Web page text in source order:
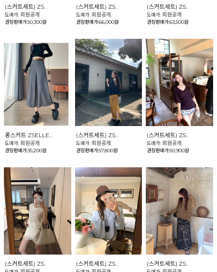
(스커트세트) ZS..
도매가: 회원공개
권장판매가:50,300원
(스커트세트) ZS..
도매가: 회원공개
권장판매가:66,000원
(스커트세트) ZS..
도매가:회원공개
권장판매가:63,500원
롱스커트 ZSELLE..
도매가: 회원공개
권장판매가:35,200원
(스커트세트) ZS..
도매가: 회원공개
권장판매가:57,800원
(스커트세트) ZS..
도매가:회원공개
권장판매가:50,900원
(스커트세트) ZS.. (스커트세트) ZS.. (스커트세트) ZS..